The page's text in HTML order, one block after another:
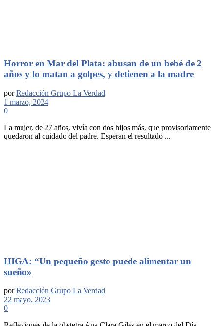
Horror en Mar del Plata: abusan de un bebé de 2
años y lo matan a golpes, y detienen a la madre
por Redacción Grupo La Verdad
1 marzo, 2024
0
La mujer, de 27 años, vivía con dos hijos más, que provisoriamente
quedaron al cuidado del padre. Esperan el resultado ...
HIGA: “Un pequeño gesto puede alimentar un
sueño»
por Redacción Grupo La Verdad
22 mayo, 2023
0